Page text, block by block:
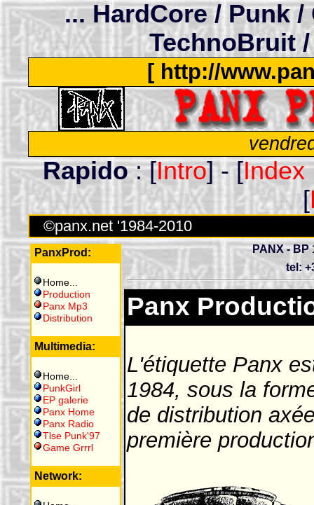
... HardCore / Punk
TechnoBruit
[ http://
Rapido: [Intro] - [Index
[
©panx.net '1984-2010
PanxProd:
Home
Production
Panx Mp3
Distribution
Multimedia:
Home
PunkGirl
EP galerie
Panx Home
Panx Radio
Tlse Punk'97
Game Grrrl
Network:
PANX - BP
tel:
Panx
L'étiquette Panx
1984, sous la
de distribution
première